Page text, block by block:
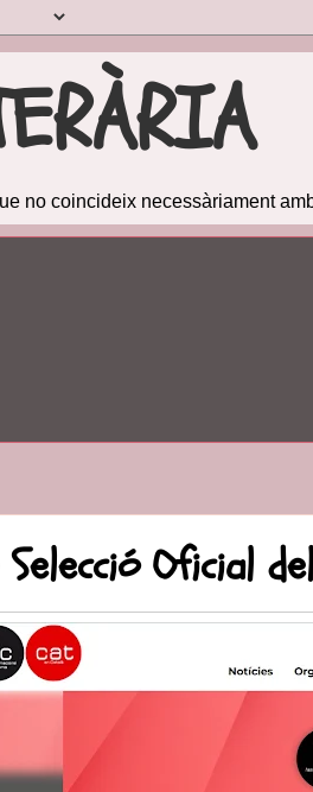
no coincideix necessàriament
Oficial